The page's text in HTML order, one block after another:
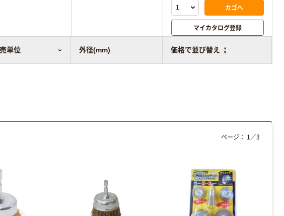
単位 外径(mm) 価格で並び替え
カゴへ
マイカタログ登録
比較表に追加
ページ： 1 ／3